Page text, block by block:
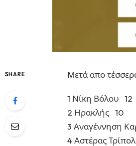
SHARE Μετά απο
1 Νίκη Βόλου 12
2 Ηρακλής 10
3 Αναγέννηση
4 Αστέρας